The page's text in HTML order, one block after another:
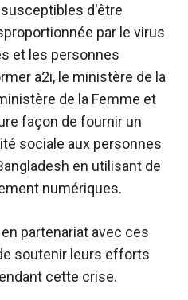
d'être
par le virus
et les personnes
a2i, le ministère de la
de la Femme et
façon de fournir un
sociale aux personnes
en utilisant de
numériques.
partenariat avec ces
soutenir leurs efforts
cette crise.